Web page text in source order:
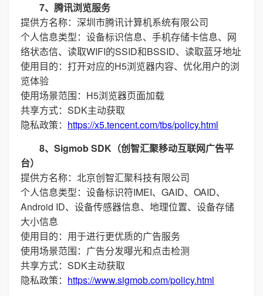
7、腾讯浏览服务
提供方名称：深圳市腾讯计算机系统有限公司
个人信息类型：设备标识信息、手机存储卡信息、网
络状态信、读取WIFI的SSID和BSSID、读取蓝牙地址
使用目的：打开对应的H5浏览器内容、优化用户的浏
览体验
使用场景范围：H5浏览器页面加载
共享方式：SDK主动获取
隐私政策： https://x5.tencent.com/tbs/policy.html
8、Sigmob SDK（创智汇聚移动互联网广告平
台）
提供方名称：北京创智汇聚科技有限公司
个人信息类型：设备标识符IMEI、GAID、OAID、
Android ID、设备传感器信息、地理位置、设备存储
大小信息
使用目的：用于进行更优质的广告服务
使用场景范围：广告分发曝光和点击检测
共享方式：SDK主动获取
隐私政策： https://www.sigmob.com/policy.html